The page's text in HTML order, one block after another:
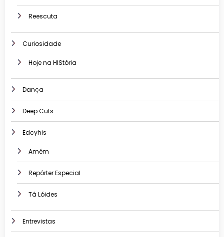
Reescuta
Curiosidade
Hoje na HIStória
Dança
Deep Cuts
Edcyhis
Amém
Repórter Especial
Tá Lóides
Entrevistas